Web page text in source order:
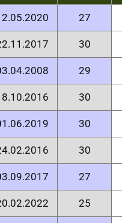
27
30
29
30
30
30
27
25